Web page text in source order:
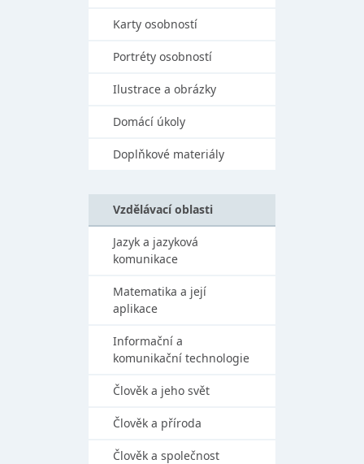
Karty osobností
Portréty osobností
Ilustrace a obrázky
Domácí úkoly
Doplňkové materiály
Vzdělávací oblasti
Jazyk a jazyková
komunikace
Matematika a její
aplikace
Informační a
komunikační technologie
Člověk a jeho svět
Člověk a příroda
Člověk a společnost